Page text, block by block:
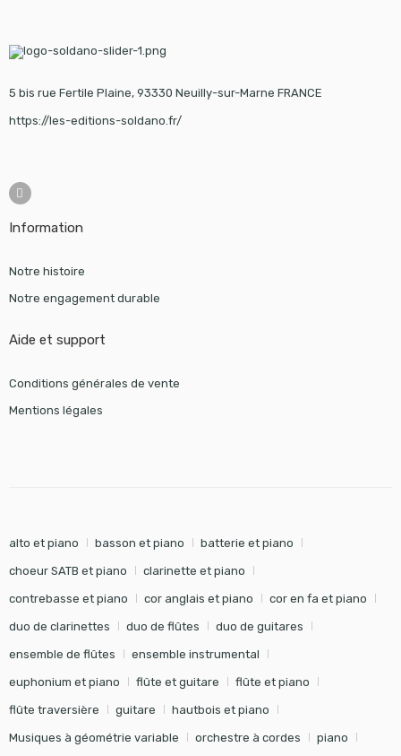
5 bis rue Fertile Plaine, 93330 Neuilly-sur-Marne FRANCE
https://les-editions-soldano.fr/
Information
Notre histoire
Notre engagement durable
Aide et support
Conditions générales de vente
Mentions légales
alto et piano basson et piano batterie et piano
choeur SATB et piano clarinette et piano
contrebasse et piano cor anglais et piano cor en fa et piano
duo de clarinettes duo de flûtes duo de guitares
ensemble de flûtes ensemble instrumental
euphonium et piano flûte et guitare flûte et piano
flûte traversière guitare hautbois et piano
Musiques à géométrie variable orchestre à cordes piano